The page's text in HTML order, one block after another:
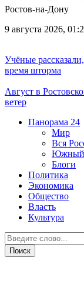
Ростов-на-Дону
9 августа 2026,
Учёные
время шторма
Август в
ветер
Панорама 24
Мир
Вся
Южный
Блоги
Политика
Экономика
Общество
Власть
Культура